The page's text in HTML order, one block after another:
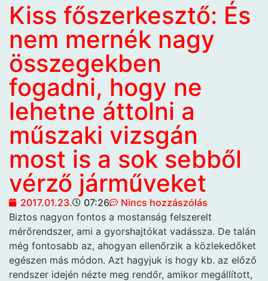
Kiss főszerkesztő: És
nem mernék nagy
összegekben
fogadni, hogy ne
lehetne áttolni a
műszaki vizsgán
most is a sok sebből
vérző járműveket
2017.01.23. 07:26
Nincs hozzászólás
Biztos nagyon fontos a mostanság felszerelt
mérőrendszer, ami a gyorshajtókat vadássza. De talán
még fontosabb az, ahogyan ellenőrzik a közlekedőket
egészen más módon. Azt hagyjuk is hogy kb. az előző
rendszer idején nézte meg rendőr, amikor megállított,